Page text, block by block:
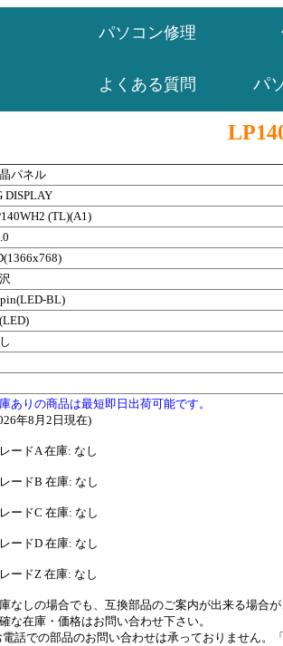
パソコン修理
よくある質問 パ
パネル
DISPLAY
(TL)(A1)
BL)
ありの商品は最短即日出荷可能です。
年8月2日現在)
ードA 在庫: なし
ードB 在庫: なし
ードC 在庫: なし
ードD 在庫: なし
ードZ 在庫: なし
なしの場合でも、互換部品のご案内が出来る場合
な在庫・価格はお問い合わせ下さい。
電話での部品のお問い合わせは承っておりません。